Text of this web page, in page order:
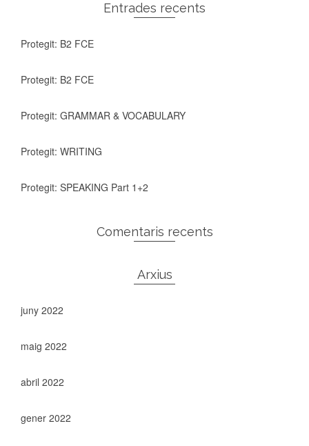
Entrades recents
Protegit: B2 FCE
Protegit: B2 FCE
Protegit: GRAMMAR & VOCABULARY
Protegit: WRITING
Protegit: SPEAKING Part 1+2
Comentaris recents
Arxius
juny 2022
maig 2022
abril 2022
gener 2022